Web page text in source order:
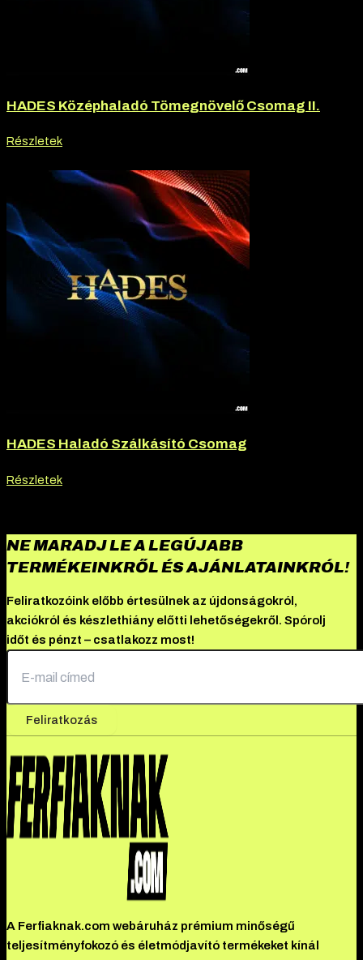
HADES Középhaladó Tömegnövelő Csomag II.
Részletek
HADES Haladó Szálkásító Csomag
Részletek
NE MARADJ LE A LEGÚJABB
TERMÉKEINKRŐL ÉS AJÁNLATAINKRÓL!
Feliratkozóink előbb értesülnek az újdonságokról,
akciókról és készlethiány előtti lehetőségekről. Spórolj
időt és pénzt – csatlakozz most!
Feliratkozás
A Ferfiaknak.com webáruház prémium minőségű
teljesítményfokozó és életmódjavító termékeket kínál